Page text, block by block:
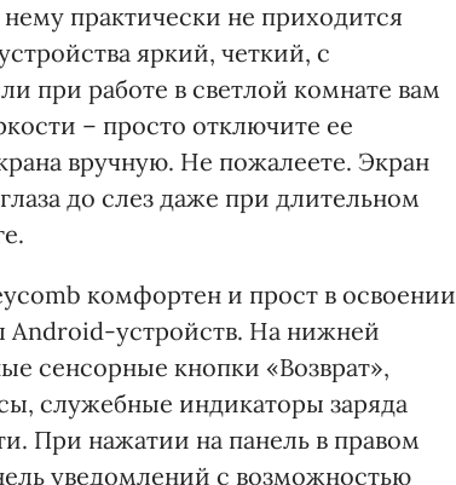
практически не приходится
яркий, четкий, с
при работе в светлой комнате вам
– просто отключите ее
вручную. Не пожалеете. Экран
до слез даже при длительном
комфортен и прост в освоении
Android-устройств. На нижней
сенсорные кнопки «Возврат»,
служебные индикаторы заряда
При нажатии на панель в правом
уведомлений с возможностью